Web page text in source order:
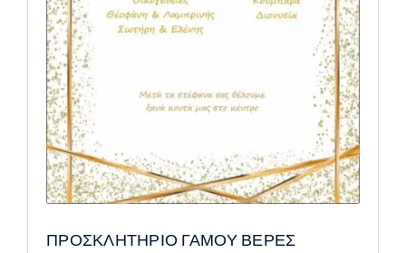
ΠΡΟΣΚΛΗΤΗΡΙΟ ΓΑΜΟΥ ΒΕΡΕΣ